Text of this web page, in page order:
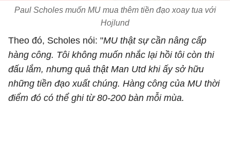
Paul Scholes muốn MU mua thêm tiền đạo xoay tua với
Hojlund
Theo đó, Scholes nói: "MU thật sự cần nâng cấp
hàng công. Tôi không muốn nhắc lại hồi tôi còn thi
đấu lắm, nhưng quả thật Man Utd khi ấy sở hữu
những tiền đạo xuất chúng. Hàng công của MU thời
điểm đó có thể ghi từ 80-200 bàn mỗi mùa.